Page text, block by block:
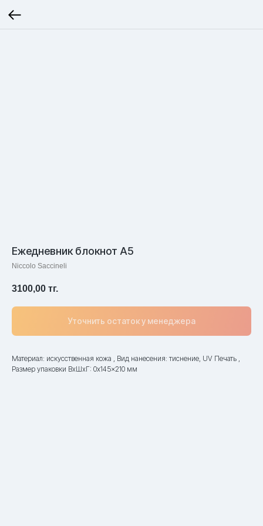
Ежедневник блокнот A5
Niccolo Saccineli
3100,00 тг.
Уточнить остаток у менеджера
Материал: искусственная кожа , Вид нанесения: тиснение, UV Печать ,
Размер упаковки ВxШxГ: 0x145x210 мм